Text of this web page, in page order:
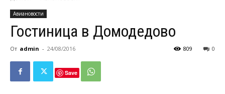
Авиановости
Гостиница в Домодедово
От admin - 24/08/2016 0
809
Save